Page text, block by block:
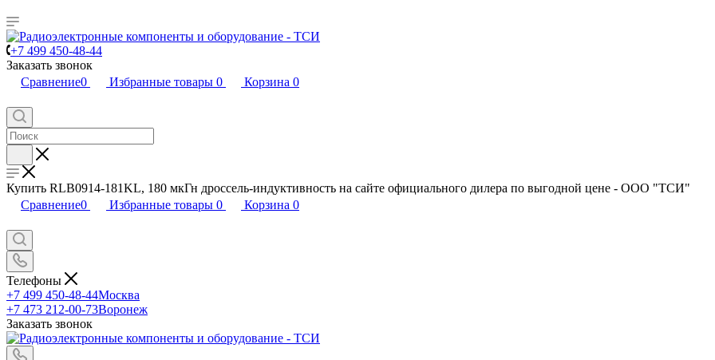
+7 499 450-48-44
Заказать звонок
Сравнение0 Избранные товары 0 Корзина 0
Купить RLB0914-181KL, 180 мкГн дроссель-индуктивность на сайте официального дилера по выгодной цене - ООО "ТСИ"
Сравнение0 Избранные товары 0 Корзина 0
Телефоны
+7 499 450-48-44Москва
+7 473 212-00-73Воронеж
Заказать звонок